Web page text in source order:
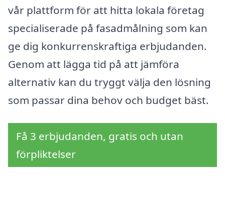
vår plattform för att hitta lokala företag
specialiserade på fasadmålning som kan
ge dig konkurrenskraftiga erbjudanden.
Genom att lägga tid på att jämföra
alternativ kan du tryggt välja den lösning
som passar dina behov och budget bäst.
Få 3 erbjudanden, gratis och utan
förpliktelser